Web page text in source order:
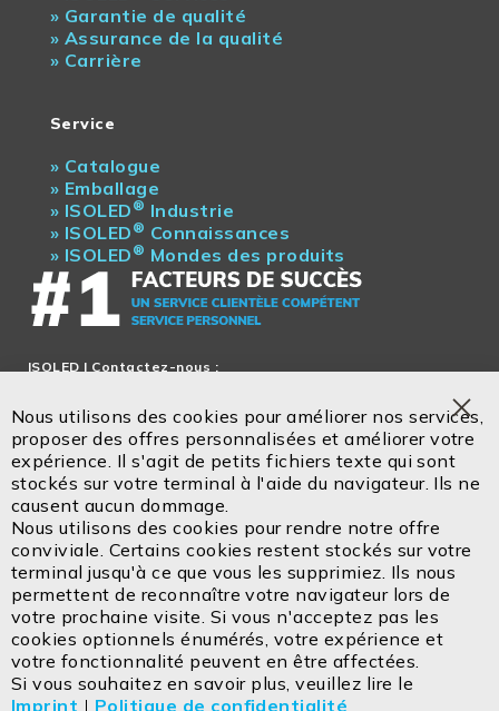
» Garantie de qualité
» Assurance de la qualité
» Carrière
Service
» Catalogue
» Emballage
» ISOLED ® Industrie
» ISOLED ® Connaissances
» ISOLED ® Mondes des produits
ISOLED | Contactez-nous :
Service en français!
Tel.: + 33 5 47 52 88 28
Email: office@isoled.fr
www.isoled.shop
ISOLED FIAI Handels GmbH
Egerbach 48
A-6334 SCHWOICH
ContactezMentions légales
Nous utilisons des cookies pour améliorer nos services,
proposer des offres personnalisées et améliorer votre
expérience. Il s'agit de petits fichiers texte qui sont
stockés sur votre terminal à l'aide du navigateur. Ils ne
causent aucun dommage.
Nous utilisons des cookies pour rendre notre offre
conviviale. Certains cookies restent stockés sur votre
terminal jusqu'à ce que vous les supprimiez. Ils nous
permettent de reconnaître votre navigateur lors de
votre prochaine visite. Si vous n'acceptez pas les
cookies optionnels énumérés, votre expérience et
votre fonctionnalité peuvent en être affectées.
Si vous souhaitez en savoir plus, veuillez lire le
Imprint | Politique de confidentialité